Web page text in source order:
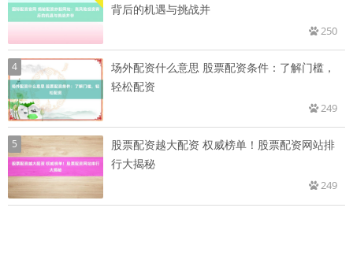
背后的机遇与挑战并
250
4
场外配资什么意思 股票配资条件：了解门槛，
轻松配资
249
5
股票配资越大配资 权威榜单！股票配资网站排
行大揭秘
249